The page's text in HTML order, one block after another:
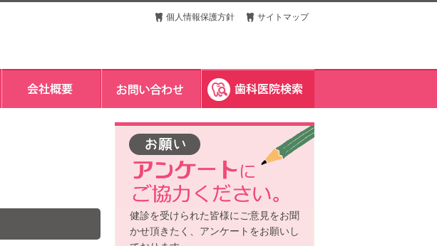
個人情報保護方針 サイトマップ
健診を受けられた皆様にご意見をお聞
かせ頂きたく、アンケートをお願いし